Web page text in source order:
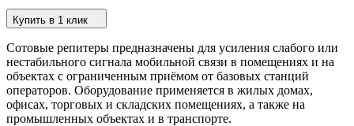
Купить в 1 клик
Сотовые репитеры предназначены для усиления слабого или
нестабильного сигнала мобильной связи в помещениях и на
объектах с ограниченным приёмом от базовых станций
операторов. Оборудование применяется в жилых домах,
офисах, торговых и складских помещениях, а также на
промышленных объектах и в транспорте.